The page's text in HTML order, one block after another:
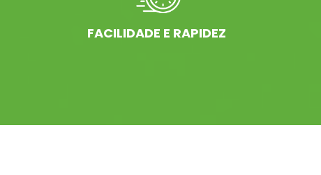
FACILIDADE E RAPIDEZ